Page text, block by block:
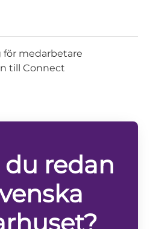
medarbetare
till Connect
redan